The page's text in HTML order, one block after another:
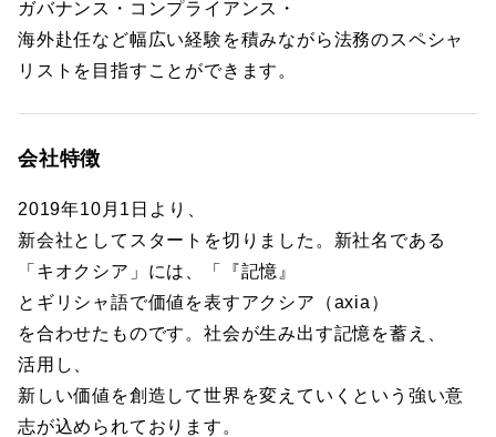
ガバナンス・コンプライアンス・
海外赴任など幅広い経験を積みながら法務のスペシャ
リストを目指すことができます。
会社特徴
2019年10月1日より、
新会社としてスタートを切りました。新社名である
「キオクシア」には、「『記憶』
とギリシャ語で価値を表すアクシア（axia）
を合わせたものです。社会が生み出す記憶を蓄え、
活用し、
新しい価値を創造して世界を変えていくという強い意
志が込められております。